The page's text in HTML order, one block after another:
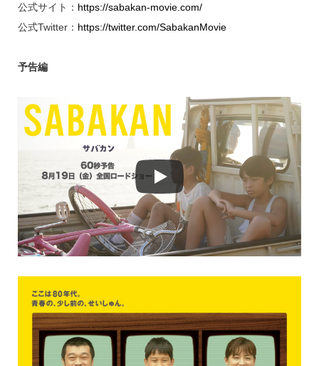
公式サイト： https://sabakan-movie.com/
公式Twitter： https://twitter.com/SabakanMovie
予告編